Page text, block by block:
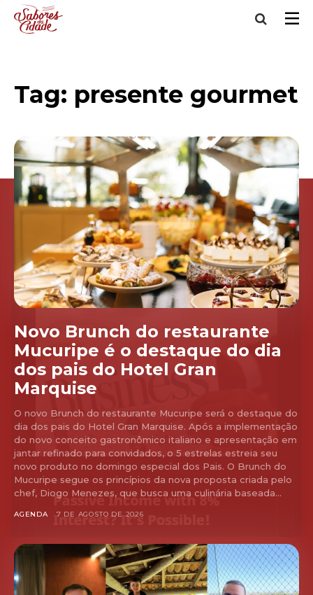
Tag: presente gourmet
Novo Brunch do restaurante
Mucuripe é o destaque do dia
dos pais do Hotel Gran
Marquise
O novo Brunch do restaurante Mucuripe será o destaque do
dia dos pais do Hotel Gran Marquise. Após a implementação
do novo conceito gastronômico italiano e apresentação em
jantar refinado para convidados, o 5 estrelas estreia seu
novo produto no domingo especial dos Pais. O Brunch do
Mucuripe segue os princípios da nova proposta criada pelo
chef, Diogo Menezes, que busca uma culinária baseada...
AGENDA 7 DE AGOSTO DE 2026